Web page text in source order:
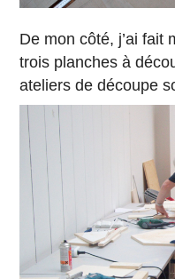
De mon côté, j’ai fait
trois planches à
ateliers de découpe